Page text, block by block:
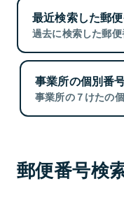
最近検索した郵
過去に検索した郵便
事業所の個別番
事業所の７けたの
郵便番号検